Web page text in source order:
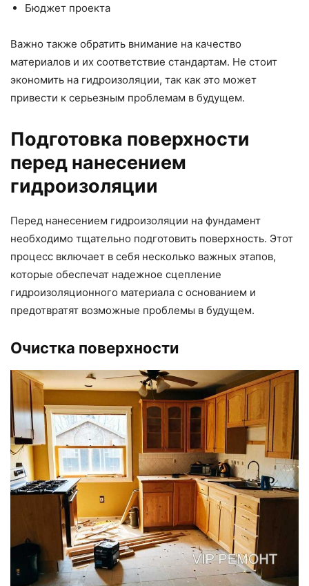
Бюджет проекта
Важно также обратить внимание на качество
материалов и их соответствие стандартам. Не стоит
экономить на гидроизоляции, так как это может
привести к серьезным проблемам в будущем.
Подготовка поверхности
перед нанесением
гидроизоляции
Перед нанесением гидроизоляции на фундамент
необходимо тщательно подготовить поверхность. Этот
процесс включает в себя несколько важных этапов,
которые обеспечат надежное сцепление
гидроизоляционного материала с основанием и
предотвратят возможные проблемы в будущем.
Очистка поверхности